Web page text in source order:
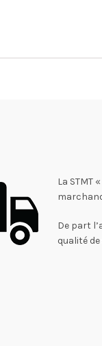
La STMT
De part
qualité